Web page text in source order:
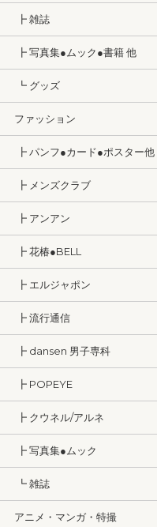
┣ 雑誌
┣ 写真集●ムック●書籍 他
┗ グッズ
ファッション
┣ パンフ●カード●ポスター他
┣ メンズクラブ
┣ アンアン
┣ 花椿●BELL
┣ エルジャポン
┣ 流行通信
┣ dansen 男子専科
┣ POPEYE
┣ クウネル/アルネ
┣ 写真集●ムック
┗ 雑誌
アニメ・マンガ・特撮